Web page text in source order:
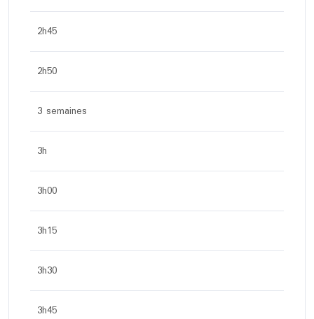
2h45
2h50
3 semaines
3h
3h00
3h15
3h30
3h45